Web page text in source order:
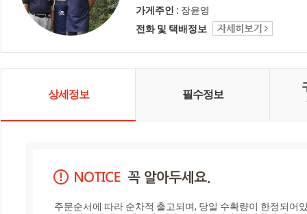
차가 큰 춘천지역에서 재배한 블루
베리가 맛있습니다. 블루베리를 고
르실 때에는 반으로 잘라 보세요. 속
다. 속이 붉은색이면 신선한 블루베
셔서 맛있게 드세요. 꽃마주민들의
건강과 안전한 먹거리를 위하여 유
격증을 취득하고 있습니다.
가게주인 : 장윤영
전화 및 택배정보
상세정보 필수정보
주문순서에 따라 순차적 출고되며, 당일 수확량이 한정되어